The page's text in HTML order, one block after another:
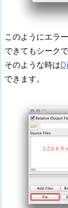
このようにエラ
できてもシーク
そのような時は
できます。